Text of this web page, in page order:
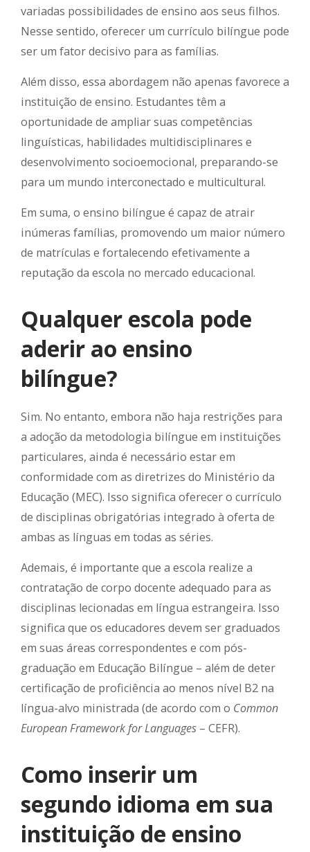
variadas possibilidades de ensino aos seus filhos.
Nesse sentido, oferecer um currículo bilíngue pode
ser um fator decisivo para as famílias.
Além disso, essa abordagem não apenas favorece a
instituição de ensino. Estudantes têm a
oportunidade de ampliar suas competências
linguísticas, habilidades multidisciplinares e
desenvolvimento socioemocional, preparando-se
para um mundo interconectado e multicultural.
Em suma, o ensino bilíngue é capaz de atrair
inúmeras famílias, promovendo um maior número
de matrículas e fortalecendo efetivamente a
reputação da escola no mercado educacional.
Qualquer escola pode
aderir ao ensino
bilíngue?
Sim. No entanto, embora não haja restrições para
a adoção da metodologia bilíngue em instituições
particulares, ainda é necessário estar em
conformidade com as diretrizes do Ministério da
Educação (MEC). Isso significa oferecer o currículo
de disciplinas obrigatórias integrado à oferta de
ambas as línguas em todas as séries.
Ademais, é importante que a escola realize a
contratação de corpo docente adequado para as
disciplinas lecionadas em língua estrangeira. Isso
significa que os educadores devem ser graduados
em suas áreas correspondentes e com pós-
graduação em Educação Bilíngue – além de deter
certificação de proficiência ao menos nível B2 na
língua-alvo ministrada (de acordo com o Common
European Framework for Languages – CEFR).
Como inserir um
segundo idioma em sua
instituição de ensino